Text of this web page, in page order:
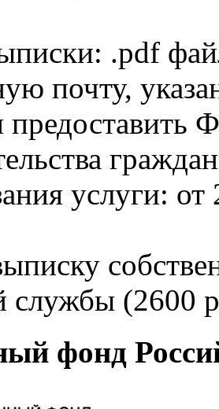
.pdf
почту,
услуги: от
службы (2600
фонд